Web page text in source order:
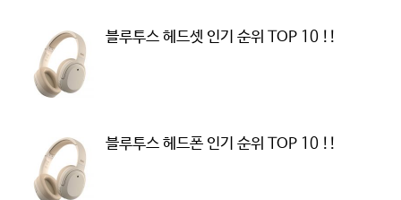
블루투스 헤드셋 인기 순위 TOP 10 !!
블루투스 헤드폰 인기 순위 TOP 10 !!